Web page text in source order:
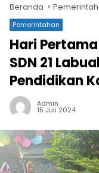
Beranda
Pemerintahan
Hari
SDN 21
Pendidikan
Admin
15 Juli 2024